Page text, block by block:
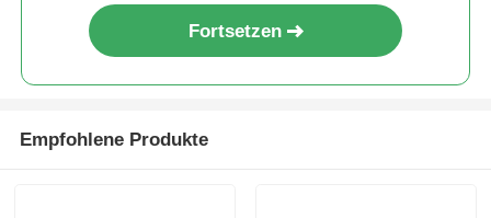
Fortsetzen
Empfohlene Produkte